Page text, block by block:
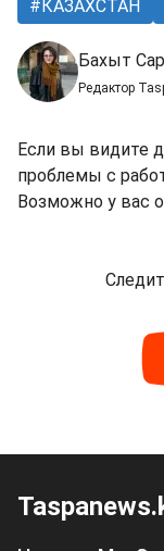
КАЗАХСТАН
Бахыт
Редактор
Если вы видите
проблемы с
Возможно у вас